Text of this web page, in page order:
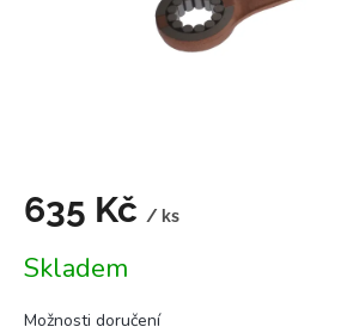
635 Kč / ks
cena:
Skladem
Možnosti doručení